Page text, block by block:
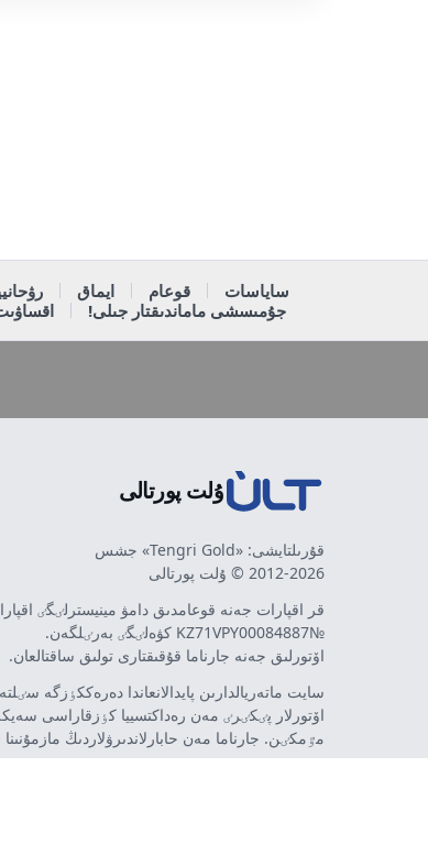
ساياسات قوعام ايماق
جۇمىسشى ماماندىقتار جىلى!
ۇلت پورتالى
قۇرىلتايشى: «Tengri Gold» جشس
2012-2026 © ۇلت پورتالى
قر اقپارات جەنە قوعامدىق دامۋ مينيسترلٸگٸ
№KZ71VPY00084887 كۋەلٸگٸ بەرٸلگەن.
اۆتورلىق جەنە جارناما قۇقىقتارى تولىق ساقتالعان.
سايت ماتەريالدارىن پايدالانعاندا دەرەككٶزگە
اۆتورلار پٸكٸرٸ مەن رەداكتسييا كٶزقاراسى
مٷمكٸن. جارناما مەن حابارلاندىرۋلاردىڭ